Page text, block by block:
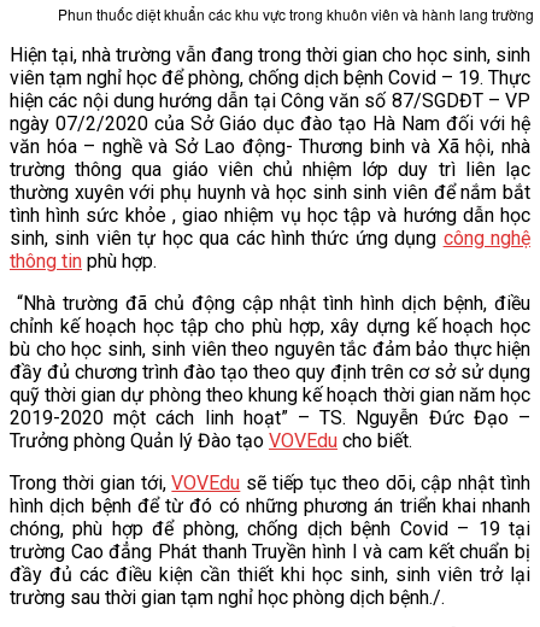
Phun thuốc diệt khuẩn các khu vực trong khuôn viên và hành lang trường
Hiện tại, nhà trường vẫn đang trong thời gian cho học sinh, sinh
viên tạm nghỉ học để phòng, chống dịch bệnh Covid – 19. Thực
hiện các nội dung hướng dẫn tại Công văn số 87/SGDĐT – VP
ngày 07/2/2020 của Sở Giáo dục đào tạo Hà Nam đối với hệ
văn hóa – nghề và Sở Lao động- Thương binh và Xã hội, nhà
trường thông qua giáo viên chủ nhiệm lớp duy trì liên lạc
thường xuyên với phụ huynh và học sinh sinh viên để nắm bắt
tình hình sức khỏe , giao nhiệm vụ học tập và hướng dẫn học
sinh, sinh viên tự học qua các hình thức ứng dụng công nghệ
thông tin phù hợp.
“Nhà trường đã chủ động cập nhật tình hình dịch bệnh, điều
chỉnh kế hoạch học tập cho phù hợp, xây dựng kế hoạch học
bù cho học sinh, sinh viên theo nguyên tắc đảm bảo thực hiện
đầy đủ chương trình đào tạo theo quy định trên cơ sở sử dụng
quỹ thời gian dự phòng theo khung kế hoạch thời gian năm học
2019-2020 một cách linh hoạt” – TS. Nguyễn Đức Đạo –
Trưởng phòng Quản lý Đào tạo VOVEdu cho biết.
Trong thời gian tới,VOVEdu sẽ tiếp tục theo dõi, cập nhật tình
hình dịch bệnh để từ đó có những phương án triển khai nhanh
chóng, phù hợp để phòng, chống dịch bệnh Covid – 19 tại
trường Cao đẳng Phát thanh Truyền hình I và cam kết chuẩn bị
đầy đủ các điều kiện cần thiết khi học sinh, sinh viên trở lại
trường sau thời gian tạm nghỉ học phòng dịch bệnh./.